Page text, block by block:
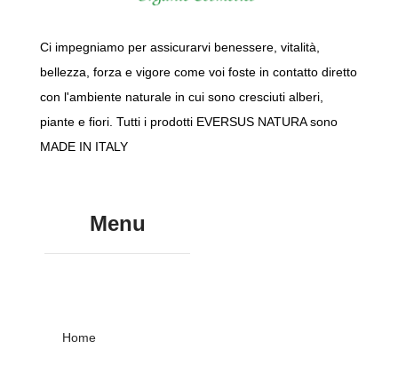
Ci impegniamo per assicurarvi benessere, vitalità,
bellezza, forza e vigore come voi foste in contatto diretto
con l'ambiente naturale in cui sono cresciuti alberi,
piante e fiori. Tutti i prodotti EVERSUS NATURA sono
MADE IN ITALY
Menu
Home